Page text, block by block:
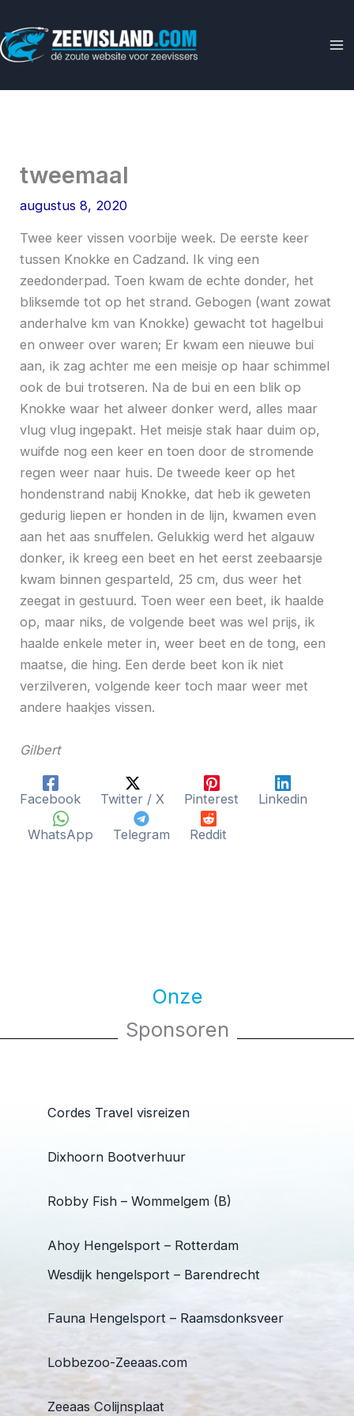
naar
de
tweemaal
augustus 8, 2020
Twee keer vissen voorbije week. De eerste keer
tussen Knokke en Cadzand. Ik ving een
zeedonderpad. Toen kwam de echte donder, het
bliksemde tot op het strand. Gebogen (want zowat
anderhalve km van Knokke) gewacht tot hagelbui
en onweer over waren; Er kwam een nieuwe bui
aan, ik zag achter me een meisje op haar schimmel
ook de bui trotseren. Na de bui en een blik op
Knokke waar het alweer donker werd, alles maar
vlug vlug ingepakt. Het meisje stak haar duim op,
wuifde nog een keer en toen door de stromende
regen weer naar huis. De tweede keer op het
hondenstrand nabij Knokke, dat heb ik geweten
gedurig liepen er honden in de lijn, kwamen even
aan het aas snuffelen. Gelukkig werd het algauw
donker, ik kreeg een beet en het eerst zeebaarsje
kwam binnen gesparteld, 25 cm, dus weer het
zeegat in gestuurd. Toen weer een beet, ik haalde
op, maar niks, de volgende beet was wel prijs, ik
haalde enkele meter in, weer beet en de tong, een
maatse, die hing. Een derde beet kon ik niet
verzilveren, volgende keer toch maar weer met
andere haakjes vissen.
Gilbert
Facebook Twitter / X Pinterest Linkedin
WhatsApp Telegram Reddit
Onze
Sponsoren
Cordes Travel visreizen
Dixhoorn Bootverhuur
Robby Fish – Wommelgem (B)
Ahoy Hengelsport – Rotterdam
Wesdijk hengelsport – Barendrecht
Fauna Hengelsport – Raamsdonksveer
Lobbezoo-Zeeaas.com
Zeeaas Colijnsplaat